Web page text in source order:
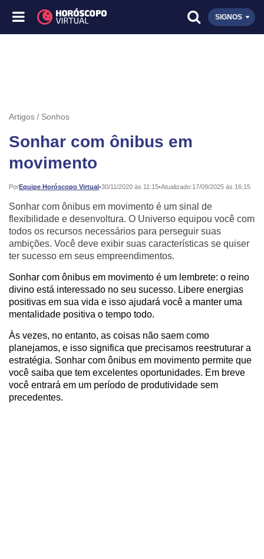
SIGNOS
Artigos Sonhos
Sonhar com ônibus em
movimento
PorEquipe Horóscopo Virtual•
Publicado: 30/11/2020 às 11:15•Atualizado:17/09/2025 às 16:15
Sonhar com ônibus em movimento é um sinal de
flexibilidade e desenvoltura. O Universo equipou você com
todos os recursos necessários para perseguir suas
ambições. Você deve exibir suas características se quiser
ter sucesso em seus empreendimentos.
Sonhar com ônibus em movimento é um lembrete: o reino
divino está interessado no seu sucesso. Libere energias
positivas em sua vida e isso ajudará você a manter uma
mentalidade positiva o tempo todo.
Às vezes, no entanto, as coisas não saem como
planejamos, e isso significa que precisamos reestruturar a
estratégia. Sonhar com ônibus em movimento permite que
você saiba que tem excelentes oportunidades. Em breve
você entrará em um período de produtividade sem
precedentes.